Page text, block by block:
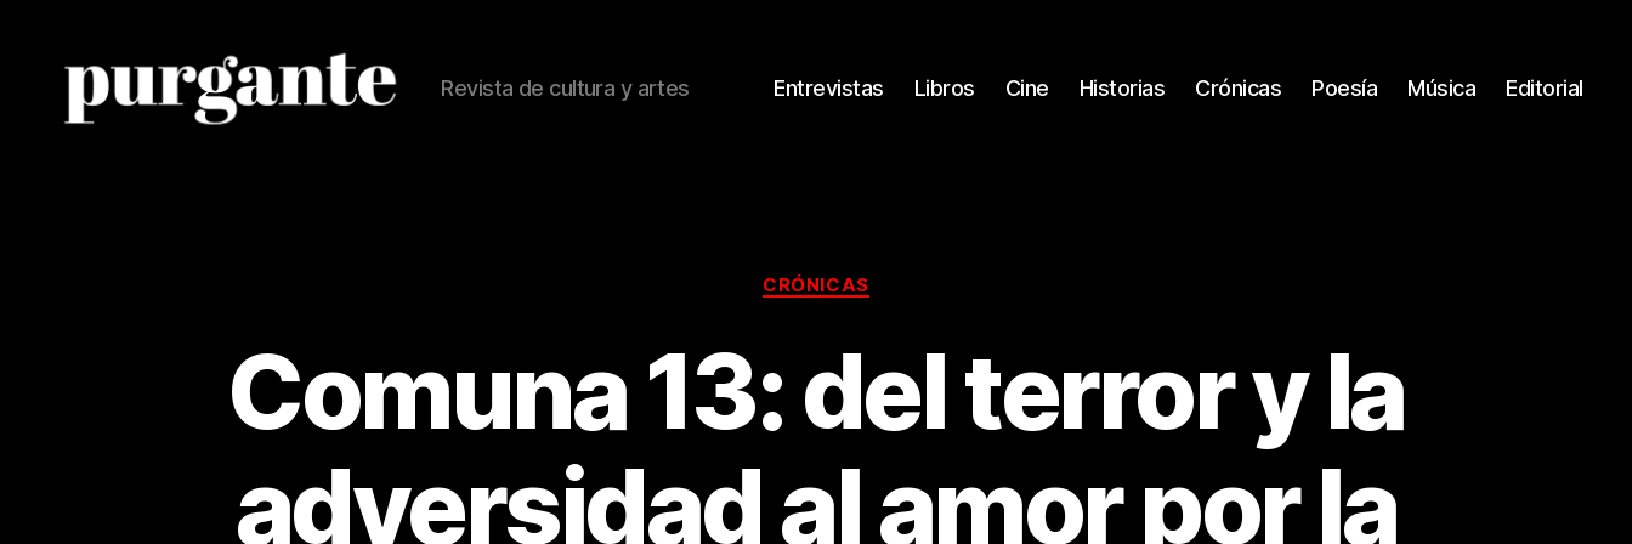
Revista de cultura y artes Entrevistas Libros Cine Historias Crónicas Poesía Música Editorial
Categorías
CRÓNICAS
Comuna 13: del terror y la
adversidad al amor por la